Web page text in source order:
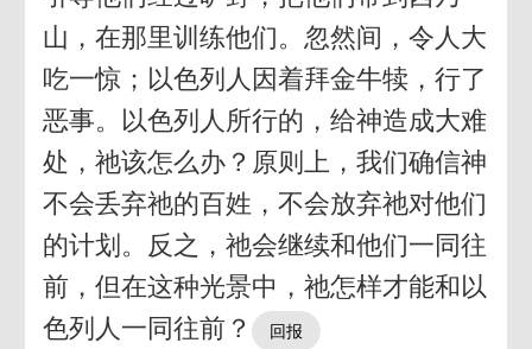
山，在那里训练他们。忽然间，令人大
吃一惊；以色列人因着拜金牛犊，行了
恶事。以色列人所行的，给神造成大难
处，祂该怎么办？原则上，我们确信神
不会丢弃祂的百姓，不会放弃祂对他们
的计划。反之，祂会继续和他们一同往
前，但在这种光景中，祂怎样才能和以
色列人一同往前？